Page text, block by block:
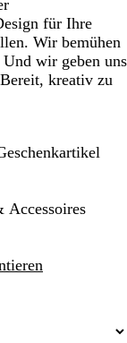
für Ihre
Wir bemühen
wir geben uns
kreativ zu
Accessoires